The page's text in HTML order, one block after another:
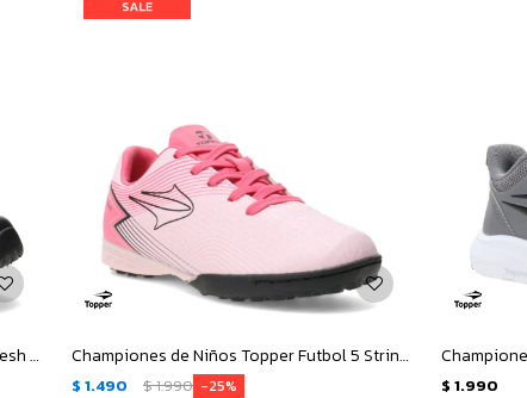
Championes de Niños Topper Wind Iv Mesh Velcro - Negro - Blanco Championes de Niños Topper Futbol 5 Stringray Iii Mach 1 - Rosado - Negro
$ 1.490 $1.990 25 $ 1.990